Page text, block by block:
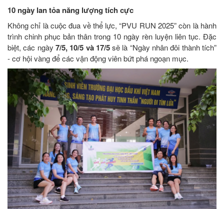
10 ngày lan tỏa năng lượng tích cực
Không chỉ là cuộc đua về thể lực, “PVU RUN 2025” còn là hành
trình chinh phục bản thân trong 10 ngày rèn luyện liên tục. Đặc
biệt, các ngày 7/5, 10/5 và 17/5sẽ là “Ngày nhân đôi thành tích”
- cơ hội vàng để các vận động viên bứt phá ngoạn mục.